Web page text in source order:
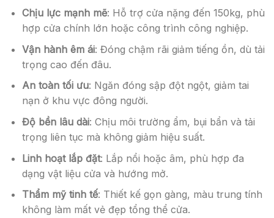
Chịu lực mạnh mẽ: Hỗ trợ cửa nặng đến 150kg, phù
hợp cửa chính lớn hoặc công trình công nghiệp.
Vận hành êm ái: Đóng chậm rãi giảm tiếng ồn, dù tải
trọng cao đến đâu.
An toàn tối ưu: Ngăn đóng sập đột ngột, giảm tai
nạn ở khu vực đông người.
Độ bền lâu dài: Chịu môi trường ẩm, bụi bẩn và tải
trọng liên tục mà không giảm hiệu suất.
Linh hoạt lắp đặt: Lắp nổi hoặc âm, phù hợp đa
dạng vật liệu cửa và hướng mở.
Thẩm mỹ tinh tế: Thiết kế gọn gàng, màu trung tính
không làm mất vẻ đẹp tổng thể cửa.